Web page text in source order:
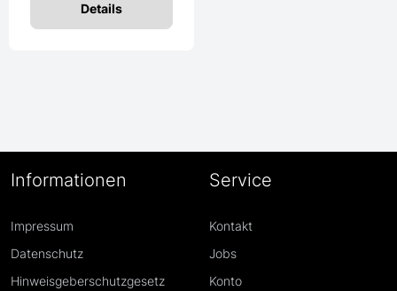
Details
Informationen
Impressum
Datenschutz
Hinweisgeberschutzgesetz
Service
Kontakt
Jobs
Konto